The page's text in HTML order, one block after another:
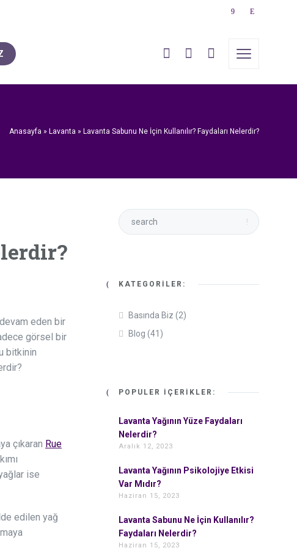
Anasayfa » Lavanta » Lavanta Sabunu Ne İçin Kullanılır? Faydaları Nelerdir?
eden bir
görsel bir
bitkinin
çıkaran Rue
ise
edilen yağ
KATEGORILER:
Basında Biz (2)
Blog (41)
POPÜLER İÇERIKLER:
Lavanta Yağının Yüze Faydaları
Nelerdir?
Aralık 12, 2023
Lavanta Yağının Psikolojiye Etkisi
Var Mıdır?
Haziran 15, 2023
Lavanta Sabunu Ne İçin Kullanılır?
Faydaları Nelerdir?
Haziran 15, 2023